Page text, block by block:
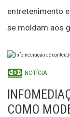
entretenimento
se moldam aos
NOTÍCIA
COMO